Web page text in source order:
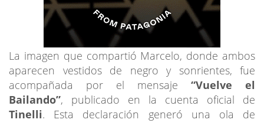
La imagen que compartió Marcelo, donde ambos
aparecen vestidos de negro y sonrientes, fue
acompañada por el mensaje “Vuelve el
Bailando”, publicado en la cuenta oficial de
Tinelli. Esta declaración generó una ola de